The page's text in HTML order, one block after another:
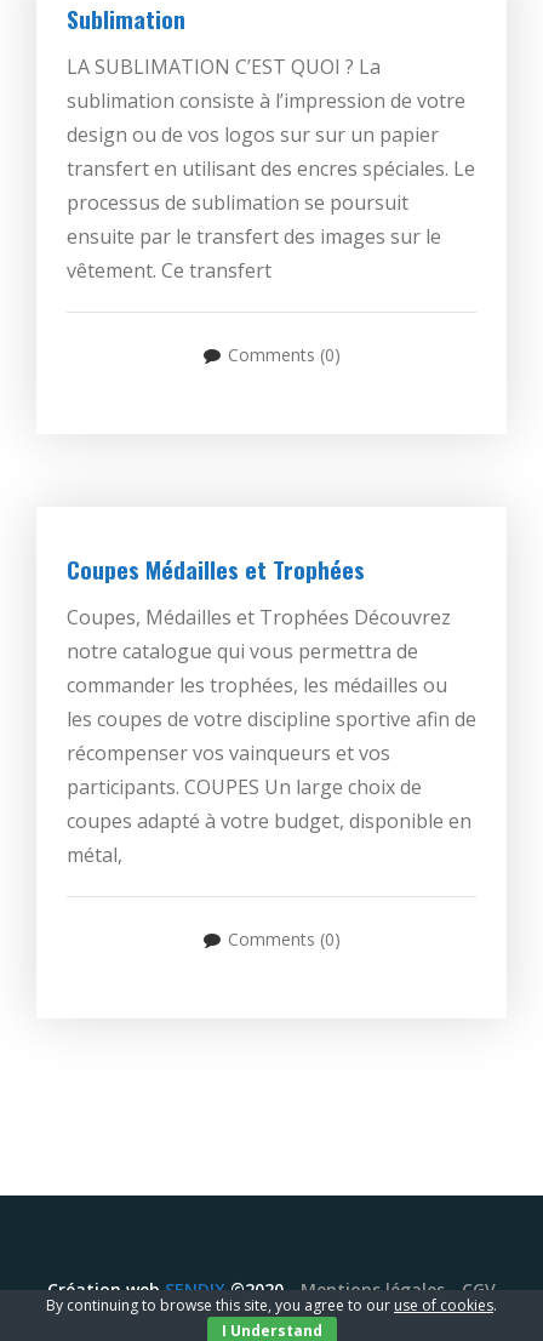
Sublimation
LA SUBLIMATION C’EST QUOI ? La
sublimation consiste à l’impression de votre
design ou de vos logos sur sur un papier
transfert en utilisant des encres spéciales. Le
processus de sublimation se poursuit
ensuite par le transfert des images sur le
vêtement. Ce transfert
Comments (0)
Coupes Médailles et Trophées
Coupes, Médailles et Trophées Découvrez
notre catalogue qui vous permettra de
commander les trophées, les médailles ou
les coupes de votre discipline sportive afin de
récompenser vos vainqueurs et vos
participants. COUPES Un large choix de
coupes adapté à votre budget, disponible en
métal,
Comments (0)
Création webSENDIX©2020 -Mentions légales-CGV
By continuing to browse this site, you agree to our use of cookies.
I Understand